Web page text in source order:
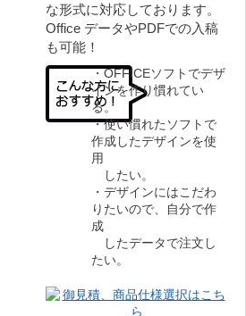
な形式に対応しております。
Office データやPDFでの入稿
も可能！
・OFFICEソフトでデザ
インを作り慣れてい
る。
・使い慣れたソフトで
作成したデザインを使
用
したい。
・デザインにはこだわ
りたいので、自分で作
成
したデータで注文し
たい。